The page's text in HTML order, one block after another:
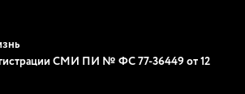
СМИ ПИ № ФС 77-36449 от 12